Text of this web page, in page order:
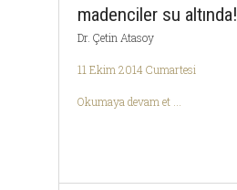
madenciler su altında!
Dr. Çetin Atasoy
11 Ekim 2014 Cumartesi
Okumaya devam et ...